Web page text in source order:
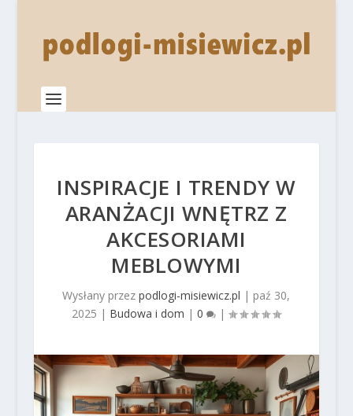
INSPIRACJE I TRENDY W
ARANŻACJI WNĘTRZ Z
AKCESORIAMI
MEBLOWYMI
Wysłany przezpodlogi-misiewicz.pl | paź 30,
2025 | Budowa i dom |0 |